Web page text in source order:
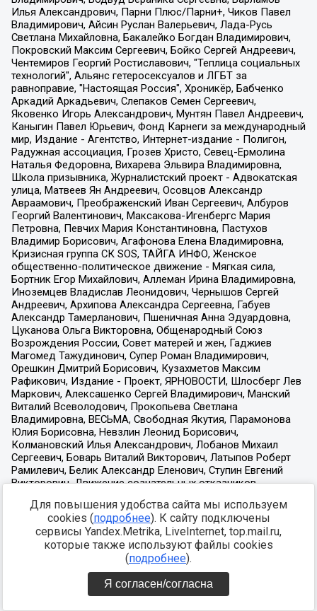
Для повышения удобства сайта мы используем
cookies (подробнее). К сайту подключены
сервисы Yandex.Metrika, LiveInternet, top.mail.ru,
которые также используют файлы cookies
(подробнее).
Я согласен/согласна